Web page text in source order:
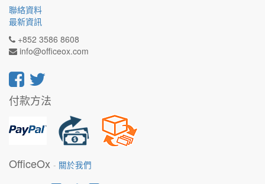
聯絡資料
最新資訊
+852 3586 8608
info@officeox.com
付款方法
OfficeOx - 關於我們